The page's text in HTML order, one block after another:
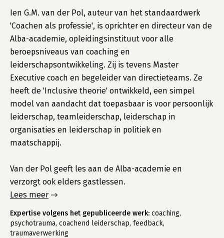
Ien G.M. van der Pol, auteur van het standaardwerk
'Coachen als professie', is oprichter en directeur van de
Alba-academie, opleidingsinstituut voor alle
beroepsniveaus van coaching en
leiderschapsontwikkeling. Zij is tevens Master
Executive coach en begeleider van directieteams. Ze
heeft de 'Inclusive theorie' ontwikkeld, een simpel
model van aandacht dat toepasbaar is voor persoonlijk
leiderschap, teamleiderschap, leiderschap in
organisaties en leiderschap in politiek en
maatschappij.
Van der Pol geeft les aan de Alba-academie en
verzorgt ook elders gastlessen.
Lees meer
Expertise volgens het gepubliceerde werk: coaching,
psychotrauma, coachend leiderschap, feedback,
traumaverwerking